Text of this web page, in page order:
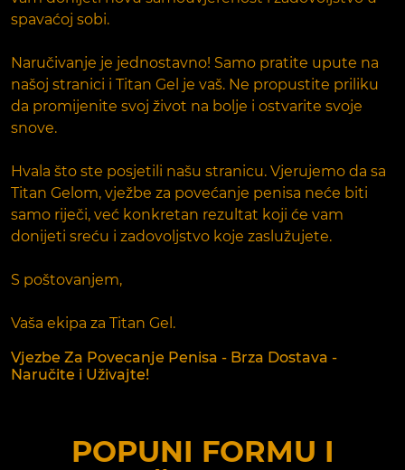
spavaćoj sobi.
Naručivanje je jednostavno! Samo pratite upute na
našoj stranici i Titan Gel je vaš. Ne propustite priliku
da promijenite svoj život na bolje i ostvarite svoje
snove.
Hvala što ste posjetili našu stranicu. Vjerujemo da sa
Titan Gelom, vježbe za povećanje penisa neće biti
samo riječi, već konkretan rezultat koji će vam
donijeti sreću i zadovoljstvo koje zaslužujete.
S poštovanjem,
Vaša ekipa za Titan Gel.
Vjezbe Za Povecanje Penisa - Brza Dostava -
Naručite i Uživajte!
POPUNI FORMU I